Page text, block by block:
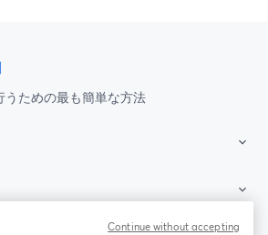
うための最も簡単な方法
Continue without accepting